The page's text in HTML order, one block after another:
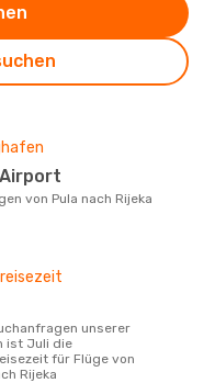
Airport
von Pula nach Rijeka
ist Juli die
für Flüge von
Rijeka